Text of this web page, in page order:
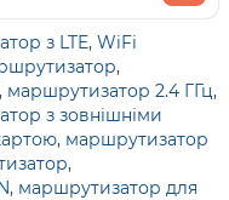
з LTE, WiFi
,
, маршрутизатор 2.4 ГГц,
з зовнішніми
, маршрутизатор
,
, маршрутизатор для